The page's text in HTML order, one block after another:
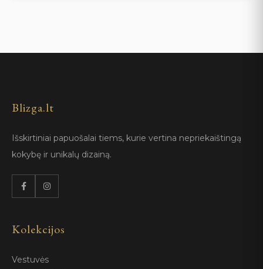
Blizga.lt
Išskirtiniai papuošalai tiems, kurie vertina nepriekaištingą
kokybę ir unikalų dizainą.
Kolekcijos
Vestuvės